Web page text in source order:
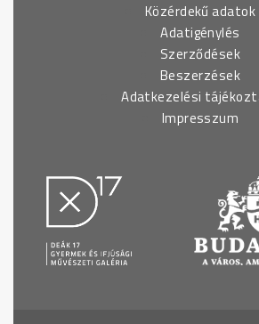
Közérdekű adatok
Adatigénylés
Szerződések
Beszerzések
Adatkezelési
Impresszum